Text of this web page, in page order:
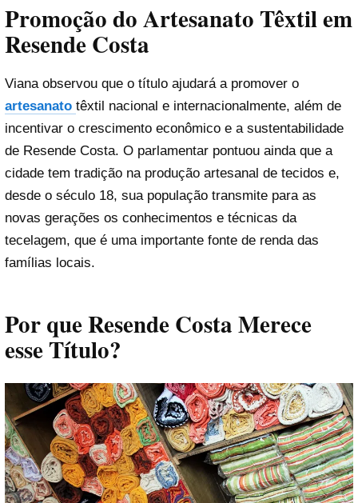
Promoção do Artesanato Têxtil em
Resende Costa
Viana observou que o título ajudará a promover o
artesanato têxtil nacional e internacionalmente, além de
incentivar o crescimento econômico e a sustentabilidade
de Resende Costa. O parlamentar pontuou ainda que a
cidade tem tradição na produção artesanal de tecidos e,
desde o século 18, sua população transmite para as
novas gerações os conhecimentos e técnicas da
tecelagem, que é uma importante fonte de renda das
famílias locais.
Por que Resende Costa Merece
esse Título?